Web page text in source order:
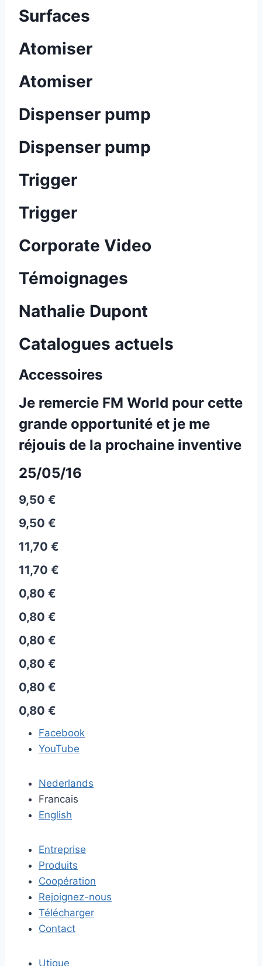
Surfaces
Atomiser
Atomiser
Dispenser pump
Dispenser pump
Trigger
Trigger
Corporate Video
Témoignages
Nathalie Dupont
Catalogues actuels
Accessoires
Je remercie FM World pour cette
grande opportunité et je me
réjouis de la prochaine inventive
25/05/16
9,50 €
9,50 €
11,70 €
11,70 €
0,80 €
0,80 €
0,80 €
0,80 €
0,80 €
0,80 €
Facebook
YouTube
Nederlands
Francais
English
Entreprise
Produits
Coopération
Rejoignez-nous
Télécharger
Contact
Utique